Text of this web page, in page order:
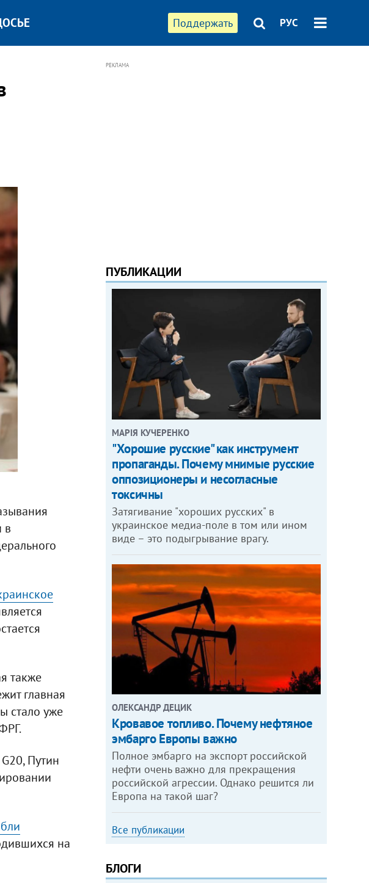
Поддержать РУС
в
также
главная
стало уже
Путин
на
РЕКЛАМА
ПУБЛИКАЦИИ
МАРІЯ КУЧЕРЕНКО
"Хорошие русские" как инструмент
пропаганды. Почему мнимые русские
оппозиционеры и несогласные
токсичны
Затягивание "хороших русских" в
украинское медиа-поле в том или ином
виде – это подыгрывание врагу.
ОЛЕКСАНДР ДЕЦИК
Кровавое топливо. Почему нефтяное
эмбарго Европы важно
Полное эмбарго на экспорт российской
нефти очень важно для прекращения
российской агрессии. Однако решится ли
Европа на такой шаг?
Все публикации
БЛОГИ